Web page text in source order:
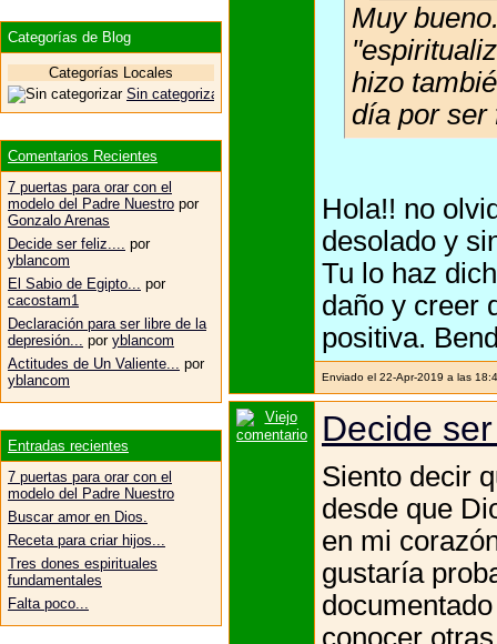
Muy
hizo
día por ser
Hola!! no
desolado y
Tu lo haz
daño y creer
positiva.
Enviado el 22-Apr-2019 a las
Decide
Siento decir
desde que
en mi
gustaría
conocer
Categorías de Blog
Categorías Locales
Sin categorizar
Comentarios Recientes
7 puertas para orar con el
modelo del Padre Nuestro por
Gonzalo Arenas
Decide ser feliz.... por
yblancom
El Sabio de Egipto... por
cacostam1
Declaración para ser libre de la
depresión... por yblancom
Actitudes de Un Valiente... por
yblancom
Entradas recientes
7 puertas para orar con el
modelo del Padre Nuestro
Buscar amor en Dios.
Receta para criar hijos...
Tres dones espirituales
fundamentales
Falta poco...